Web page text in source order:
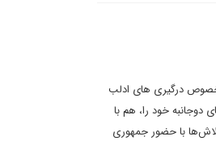
خصوص درگیری های ادلب
خود را، هم با
با حضور جمهوری